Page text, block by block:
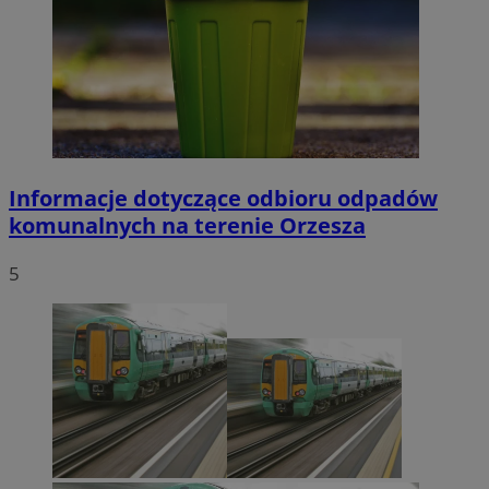
Informacje dotyczące odbioru odpadów
komunalnych na terenie Orzesza
5
.youtube.com
Google Privacy Policy